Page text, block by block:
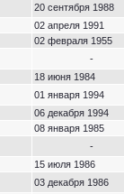
20 сентября 1988
02 апреля 1991
02 февраля 1955
-
18 июня 1984
01 января 1994
06 декабря 1994
08 января 1985
-
15 июля 1986
03 декабря 1986